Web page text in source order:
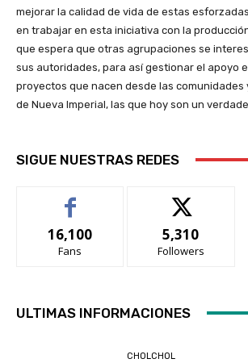
mejorar la calidad de vida de estas
en trabajar en esta iniciativa con la
que espera que otras agrupaciones se
sus autoridades, para así gestionar el apoyo
proyectos que nacen desde las comunidades
de Nueva Imperial, las que hoy son un
SIGUE NUESTRAS REDES
16,100
Fans
5,310
Followers
ULTIMAS INFORMACIONES
CHOLCHOL